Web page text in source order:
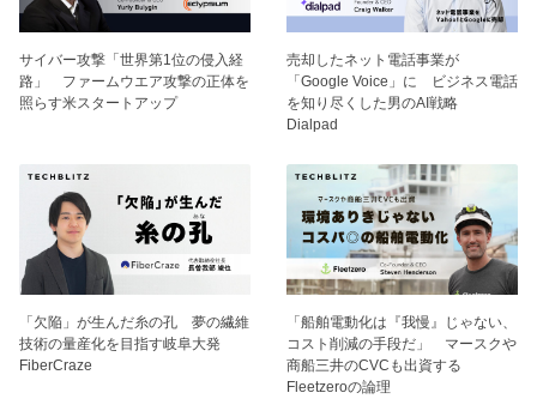
サイバー攻撃「世界第1位の侵入経
路」 ファームウエア攻撃の正体を
照らす米スタートアップ
売却したネット電話事業が
「Google Voice」に ビジネス電話
を知り尽くした男のAI戦略
Dialpad
「欠陥」が生んだ糸の孔 夢の繊維
技術の量産化を目指す岐阜大発
FiberCraze
「船舶電動化は『我慢』じゃない、
コスト削減の手段だ」 マースクや
商船三井のCVCも出資する
Fleetzeroの論理